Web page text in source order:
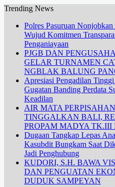
Trending News
Polres Pasuruan
Wujud Komitmen
Penganiayaan
PJGB DAN
GELAR TURNAMEN
NGBLAK BALUNG
Apresiasi Pengadilan
Gugatan Banding Perdata
Keadilan
AIR MATA
TINGGALKAN BALI,
PROPAM MADYA TK.III
Dugaan Tangkap Lepas
Kasubdit Bungkam Saat
Jadi Penghubung
KUDORI, S.H. BAWA
DAN PENGUATAN
DUDUK SAMPEYAN